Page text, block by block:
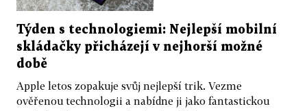
Týden s technologiemi: Nejlepší mobilní
skládačky přicházejí v nejhorší možné
době
Apple letos zopakuje svůj nejlepší trik. Vezme
ověřenou technologii a nabídne ji jako fantastickou